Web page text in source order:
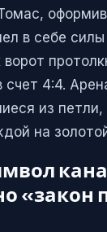
в себе
счет 4:4.
из петли,
на
«закон